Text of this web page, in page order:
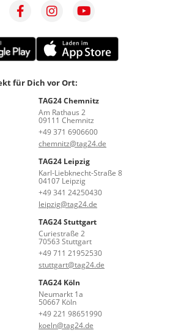
für Dich vor Ort:
TAG24 Chemnitz
Am Rathaus 2
09111 Chemnitz
+49 371 6906600
chemnitz@tag24.de
TAG24 Leipzig
Karl-Liebknecht-Straße 8
04107 Leipzig
+49 341 24250430
leipzig@tag24.de
TAG24 Stuttgart
Curiestraße 2
70563 Stuttgart
+49 711 21952530
stuttgart@tag24.de
TAG24 Köln
Neumarkt 1a
50667 Köln
+49 221 98651990
koeln@tag24.de